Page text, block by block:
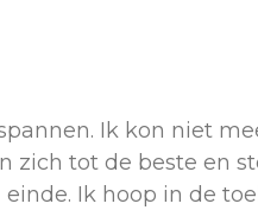
Ik kon niet
zich tot de beste en
Ik hoop in de